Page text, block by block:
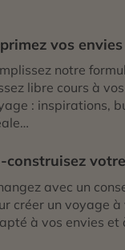
vos envies
notre
libre cours à
: inspirations,
construisez
avec un
créer un voyage
à vos envies et